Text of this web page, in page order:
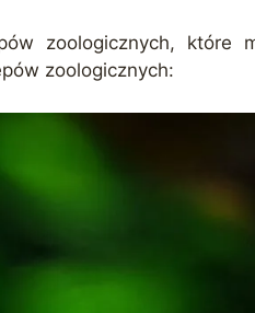
zoologicznych, które
zoologicznych: